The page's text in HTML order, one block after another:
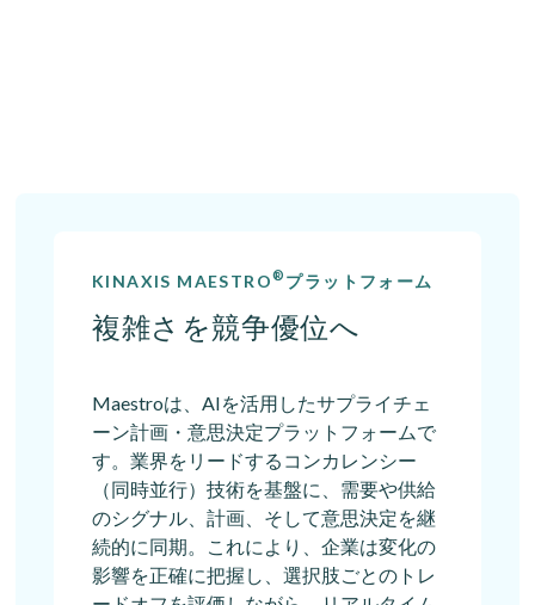
KINAXIS MAESTRO® プラットフォーム
複雑さを競争優位へ
Maestroは、AIを活用したサプライチェ
ーン計画・意思決定プラットフォームで
す。業界をリードするコンカレンシー
（同時並行）技術を基盤に、需要や供給
のシグナル、計画、そして意思決定を継
続的に同期。これにより、企業は変化の
影響を正確に把握し、選択肢ごとのトレ